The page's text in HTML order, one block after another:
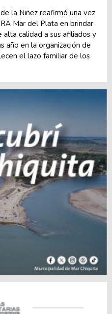
la Niñez reafirmó una vez
Mar del Plata en brindar
calidad a sus afiliados y
año en la organización de
el lazo familiar de los